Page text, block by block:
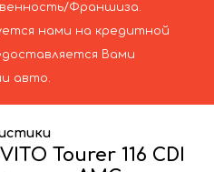
Франшиза.
нами на кредитной
Вами
авто.
Tourer 116 CDI